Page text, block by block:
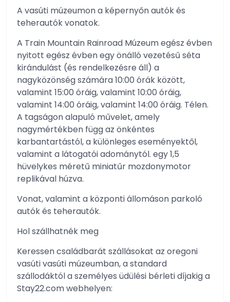
A vasúti múzeumon a képernyőn autók és
teherautók vonatok.
A Train Mountain Rainroad Múzeum egész évben
nyitott egész évben egy önálló vezetésű séta
kirándulást (és rendelkezésre áll) a
nagyközönség számára 10:00 órák között,
valamint 15:00 óráig, valamint 10:00 óráig,
valamint 14:00 óráig, valamint 14:00 óráig. Télen.
A tagságon alapuló művelet, amely
nagymértékben függ az önkéntes
karbantartástól, a különleges eseményektől,
valamint a látogatói adománytól. egy 1,5
hüvelykes méretű miniatűr mozdonymotor
replikával húzva.
Vonat, valamint a központi állomáson parkoló
autók és teherautók.
Hol szállhatnék meg
Keressen családbarát szállásokat az oregoni
vasúti vasúti múzeumban, a standard
szállodáktól a személyes üdülési bérleti díjakig a
Stay22.com webhelyen: